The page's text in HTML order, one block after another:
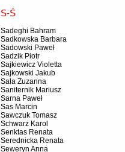
S-Ś
Sadeghi Bahram
Sadkowska Barbara
Sadowski Paweł
Sadzik Piotr
Sajkiewicz Violetta
Sajkowski Jakub
Sala Zuzanna
Saniternik Mariusz
Sarna Paweł
Sas Marcin
Sawczuk Tomasz
Schwarz Karol
Senktas Renata
Serednicka Renata
Seweryn Anna